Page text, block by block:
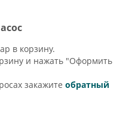
в корзину.
и нажать "Оформить
закажитеобратный